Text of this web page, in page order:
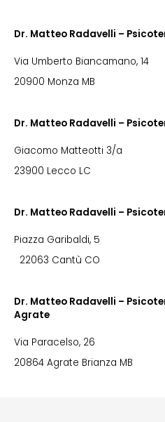
Dr. Matteo Radavelli –
Via Umberto Biancamano, 14
20900 Monza MB
Dr. Matteo Radavelli –
Giacomo Matteotti 3/a
23900 Lecco LC
Dr. Matteo Radavelli –
Piazza Garibaldi, 5
22063 Cantù CO
Dr. Matteo Radavelli –
Agrate
Via Paracelso, 26
20864 Agrate Brianza MB